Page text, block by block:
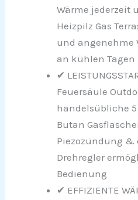
Wärme jederzeit
Heizpilz Gas
und angenehme
an kühlen Tagen
✔
Feuersäule
handelsübliche 5
Butan
Piezozündung &
Drehregler
Bedienung
✔ EFFIZIENTE